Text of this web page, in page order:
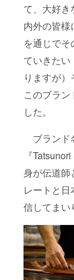
て、大好き
内外の皆様
を通じでそ
ていきたい
りますが
このブラン
した。
ブランド
『
身が伝道師
レートと
信してまい